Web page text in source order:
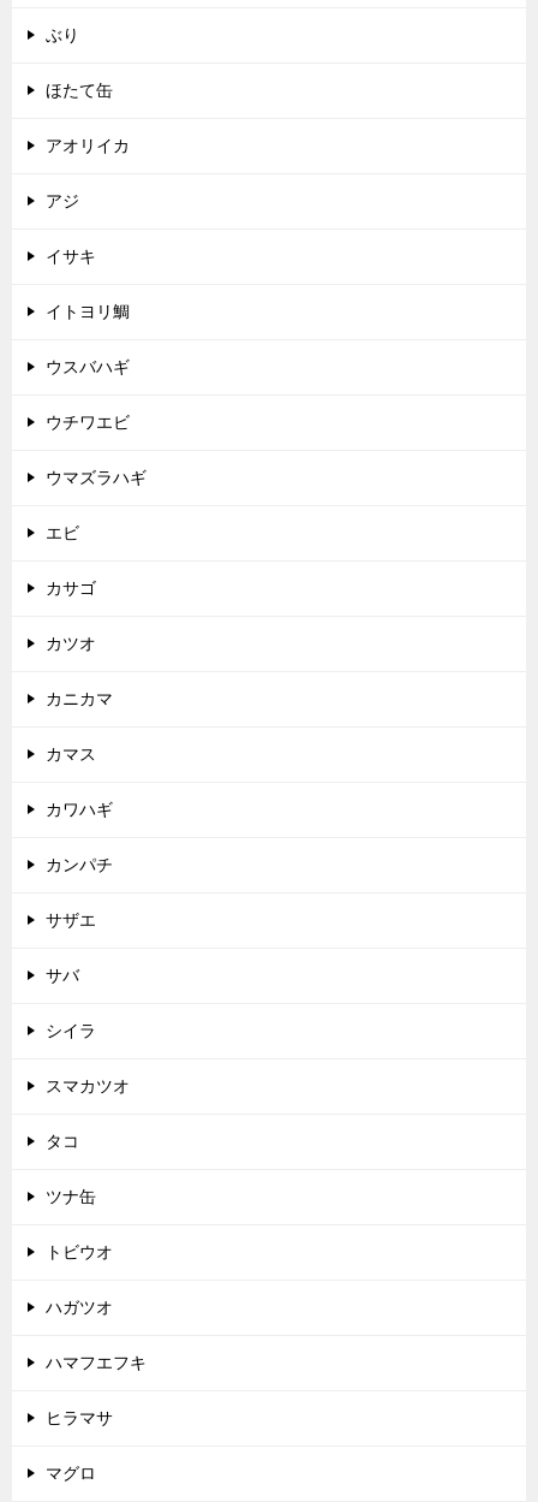
ぶり
ほたて缶
アオリイカ
アジ
イサキ
イトヨリ鯛
ウスバハギ
ウチワエビ
ウマズラハギ
エビ
カサゴ
カツオ
カニカマ
カマス
カワハギ
カンパチ
サザエ
サバ
シイラ
スマカツオ
タコ
ツナ缶
トビウオ
ハガツオ
ハマフエフキ
ヒラマサ
マグロ